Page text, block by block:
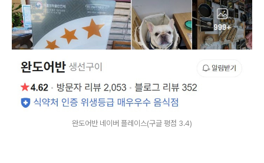
완도어반 네이버 플레이스(구글 평점 3.4)